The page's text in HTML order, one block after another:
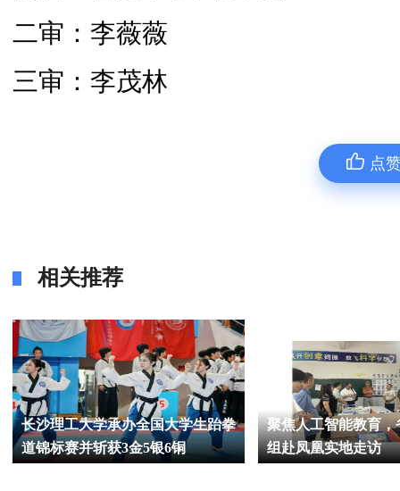
二审：李薇薇
三审：李茂林
点
相关推荐
长沙理工大学承办全国大学生跆拳
道锦标赛并斩获3金5银6铜
聚焦人工智能教育，
组赴凤凰实地走访